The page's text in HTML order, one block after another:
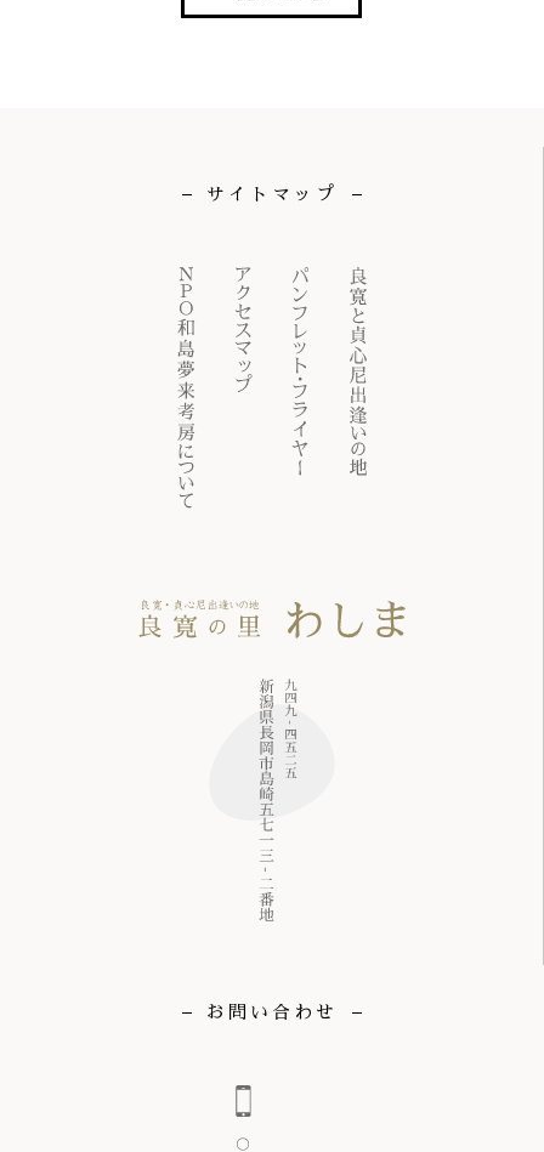
サイトマップ
お問い合わせ